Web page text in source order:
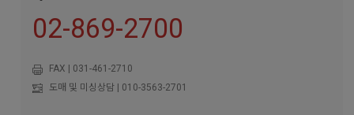
02-869-2700
FAX | 031-461-2710
도매 및 미싱상담 | 010-3563-2701